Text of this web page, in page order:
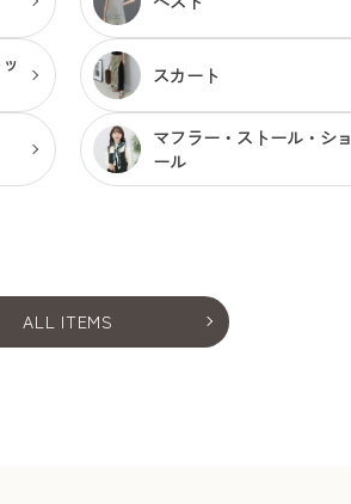
スカート
マフラー・ストール・ショ
ール
ALL ITEMS